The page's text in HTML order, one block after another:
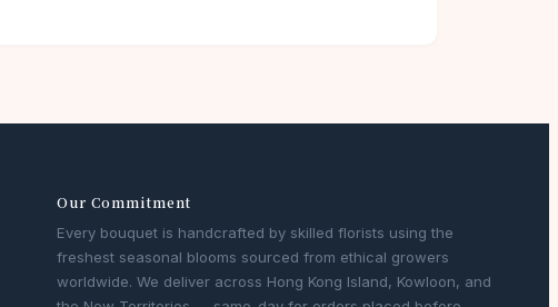
Our Commitment
Every bouquet is handcrafted by skilled florists using the
freshest seasonal blooms sourced from ethical growers
worldwide. We deliver across Hong Kong Island, Kowloon, and